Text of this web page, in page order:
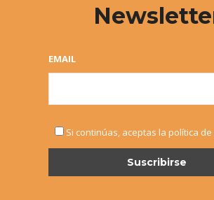
NOTICIAS
EMAIL
Si continúas, aceptas la política